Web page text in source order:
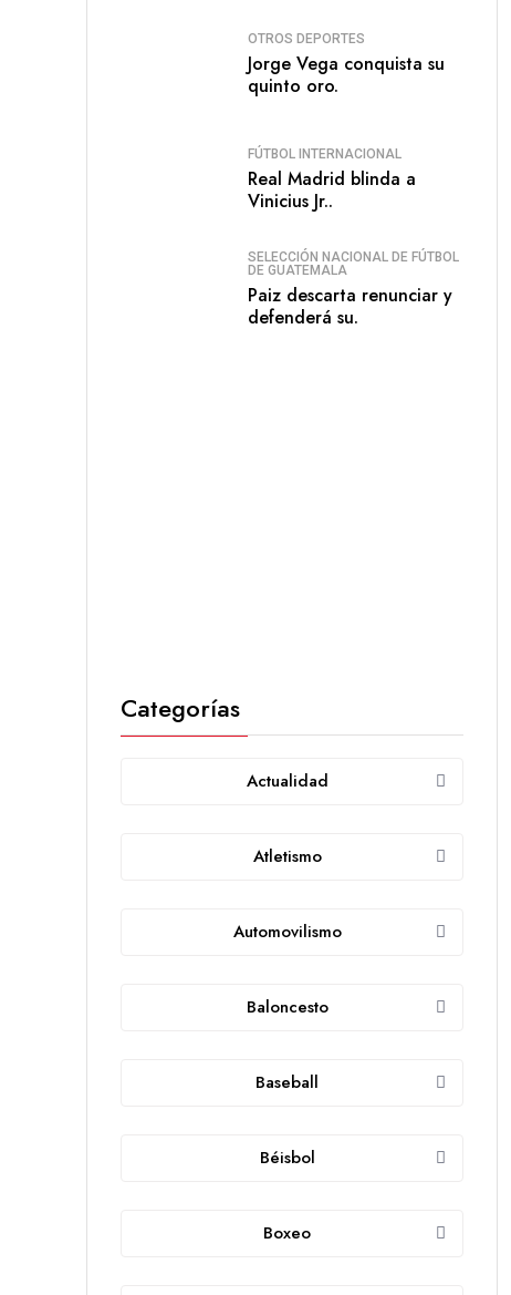
OTROS DEPORTES
Jorge Vega conquista su
quinto oro.
FÚTBOL INTERNACIONAL
Real Madrid blinda a
Vinicius Jr..
SELECCIÓN NACIONAL DE FÚTBOL
DE GUATEMALA
Paiz descarta renunciar y
defenderá su.
Categorías
Actualidad
Atletismo
Automovilismo
Baloncesto
Baseball
Béisbol
Boxeo